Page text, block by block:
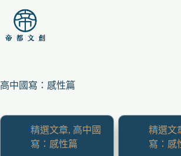
高中國寫：感性篇
精選文章, 高中國
寫：感性篇
精選文
寫：感